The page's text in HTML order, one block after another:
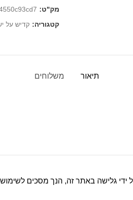
מק"ט:
קטגוריה: קדיש על
תיאור משלוחים